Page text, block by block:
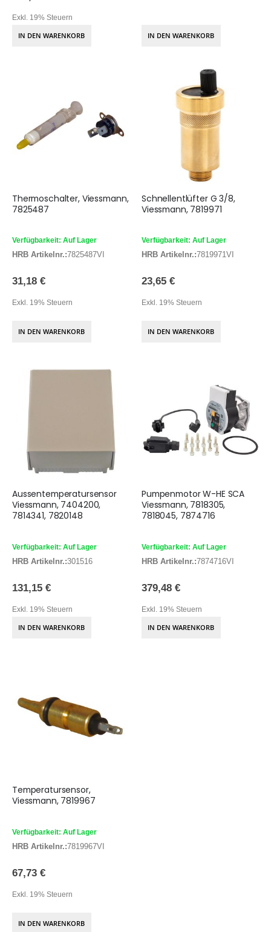
Exkl. 19% Steuern
IN DEN WARENKORB IN DEN WARENKORB
Thermoschalter, Viessmann,
7825487
Verfügbarkeit: Auf Lager
HRB Artikelnr.:7825487VI
31,18 €
Exkl. 19% Steuern
IN DEN WARENKORB
Schnellentlüfter G 3/8,
Viessmann, 7819971
Verfügbarkeit: Auf Lager
HRB Artikelnr.:7819971VI
23,65 €
Exkl. 19% Steuern
IN DEN WARENKORB
Aussentemperatursensor
Viessmann, 7404200,
7814341, 7820148
Verfügbarkeit: Auf Lager
HRB Artikelnr.:301516
131,15 €
Exkl. 19% Steuern
IN DEN WARENKORB
Pumpenmotor W-HE SCA
Viessmann, 7818305,
7818045, 7874716
Verfügbarkeit: Auf Lager
HRB Artikelnr.:7874716VI
379,48 €
Exkl. 19% Steuern
IN DEN WARENKORB
Temperatursensor,
Viessmann, 7819967
Verfügbarkeit: Auf Lager
HRB Artikelnr.:7819967VI
67,73 €
Exkl. 19% Steuern
IN DEN WARENKORB